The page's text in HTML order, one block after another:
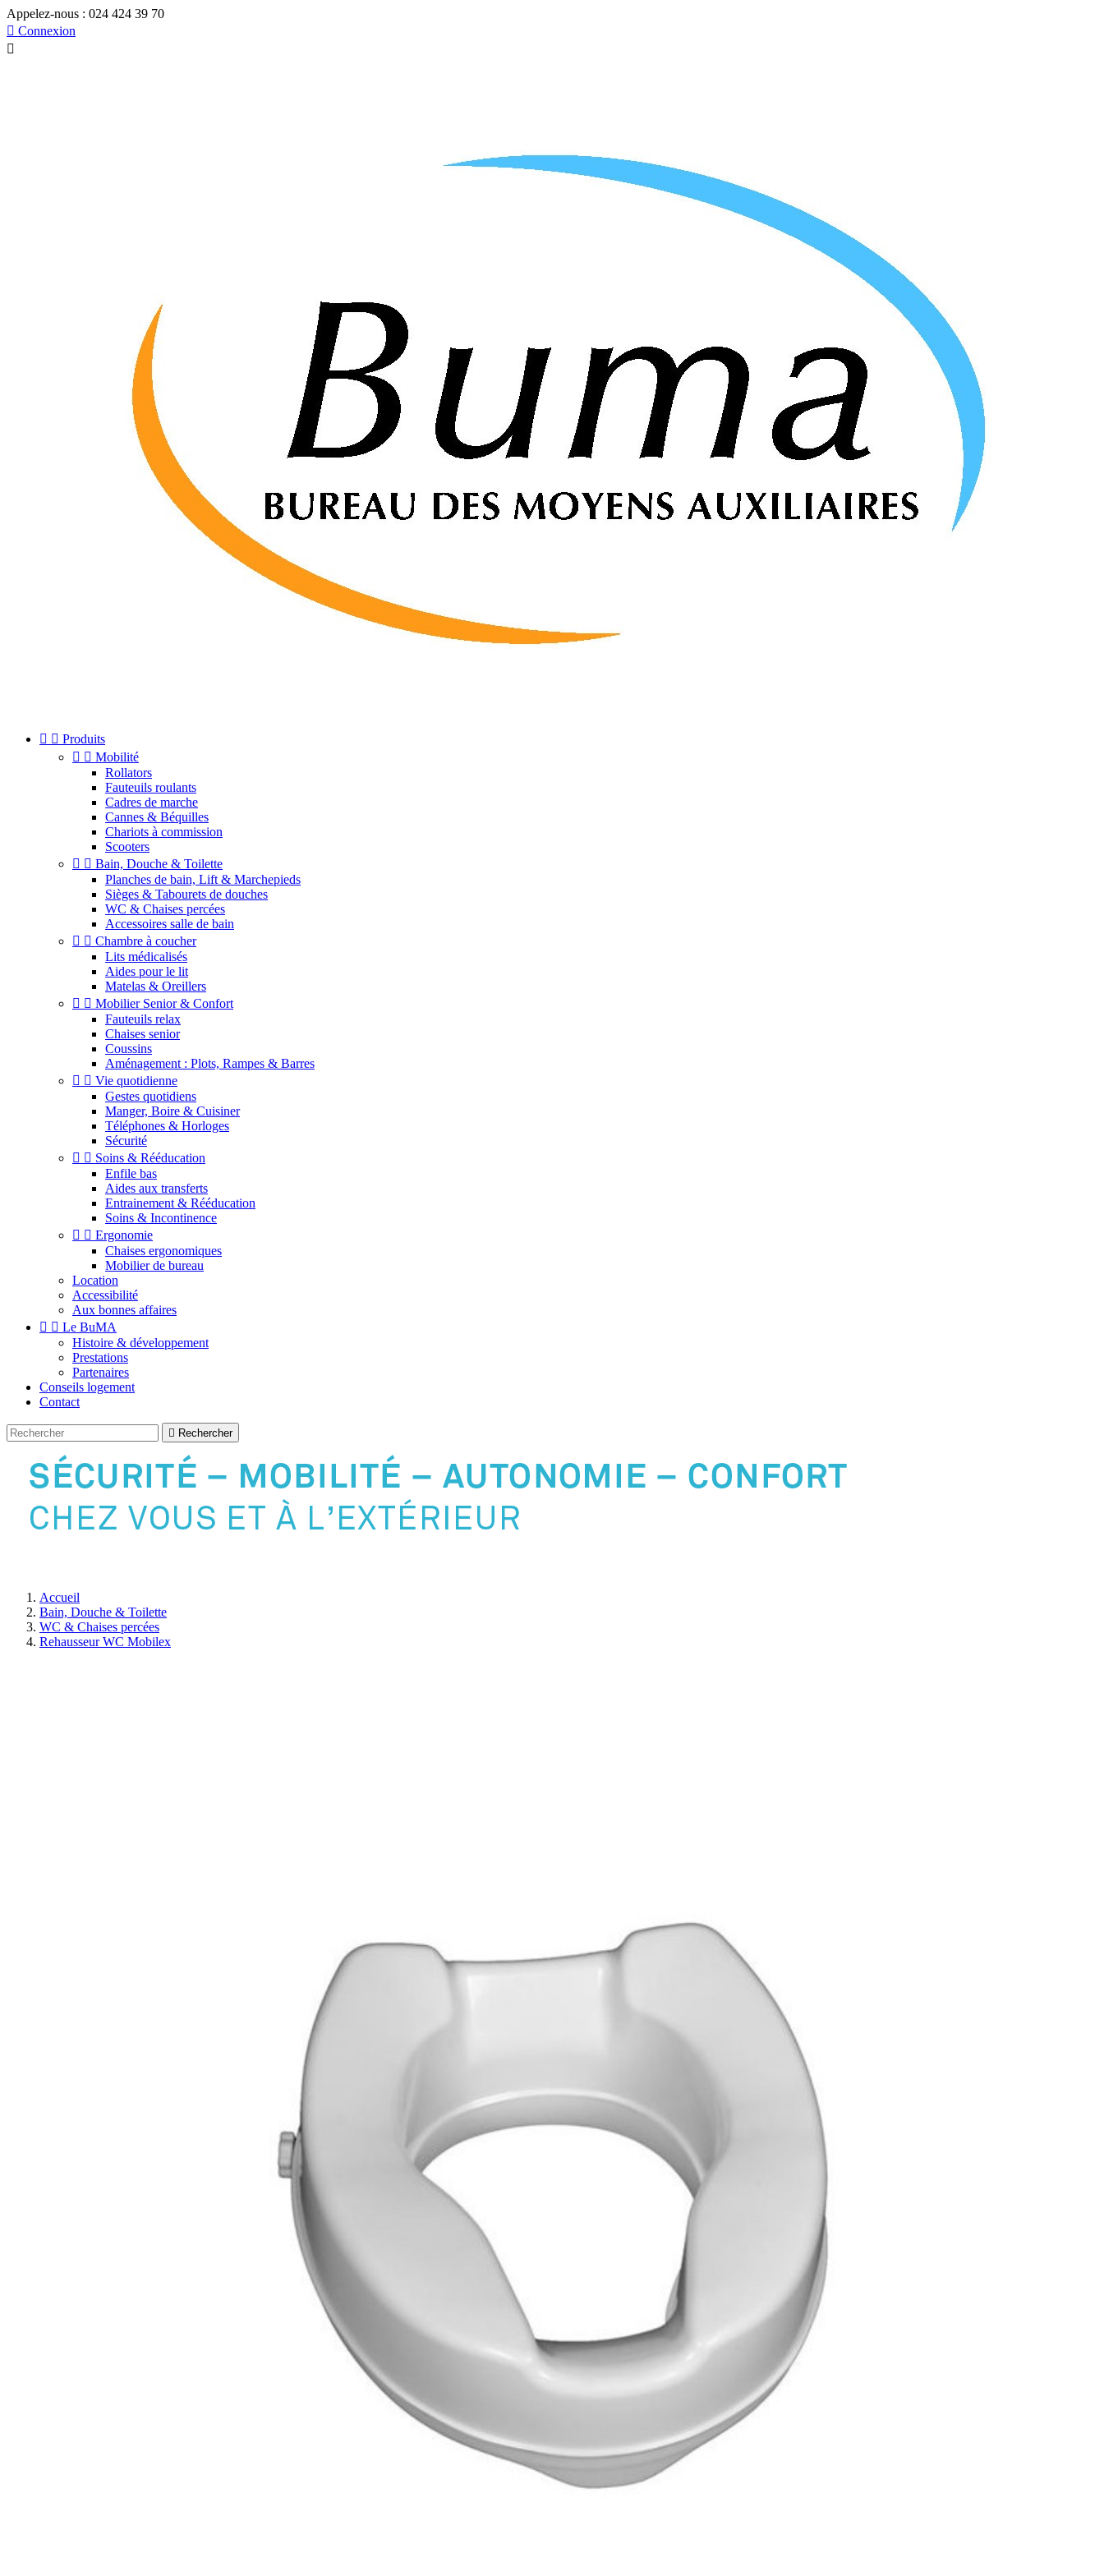
Appelez-nous : 024 424 39 70
 Connexion

  Produits
  Mobilité
Rollators
Fauteuils roulants
Cadres de marche
Cannes & Béquilles
Chariots à commission
Scooters
  Bain, Douche & Toilette
Planches de bain, Lift & Marchepieds
Sièges & Tabourets de douches
WC & Chaises percées
Accessoires salle de bain
  Chambre à coucher
Lits médicalisés
Aides pour le lit
Matelas & Oreillers
  Mobilier Senior & Confort
Fauteuils relax
Chaises senior
Coussins
Aménagement : Plots, Rampes & Barres
  Vie quotidienne
Gestes quotidiens
Manger, Boire & Cuisiner
Téléphones & Horloges
Sécurité
  Soins & Rééducation
Enfile bas
Aides aux transferts
Entrainement & Rééducation
Soins & Incontinence
  Ergonomie
Chaises ergonomiques
Mobilier de bureau
Location
Accessibilité
Aux bonnes affaires
  Le BuMA
Histoire & développement
Prestations
Partenaires
Conseils logement
Contact
 Rechercher
Accueil
Bain, Douche & Toilette
WC & Chaises percées
Rehausseur WC Mobilex